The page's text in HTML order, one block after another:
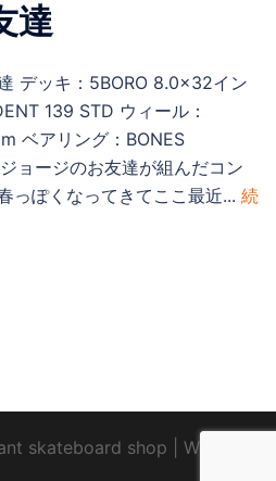
達
デッキ：5BORO 8.0×32イン
139 STD ウィール：
ベアリング：BONES
ョージのお友達が組んだコン
っぽくなってきてここ最近... 続
skateboard shop
WebDesign